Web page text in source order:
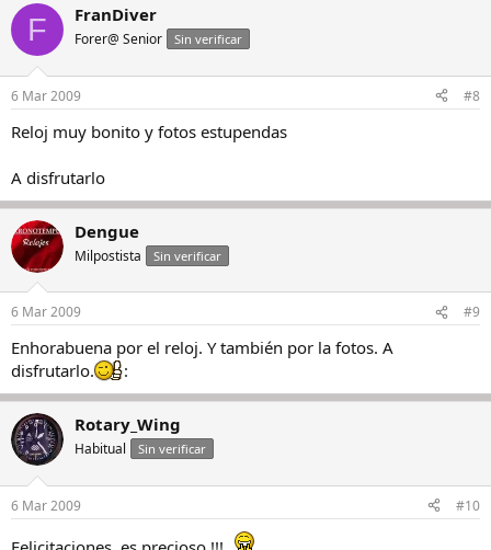
F FranDiver
Forer@ Senior Sin verificar
6 Mar 2009 #8
Reloj muy bonito y fotos estupendas
A disfrutarlo
Dengue
Milpostista Sin verificar
6 Mar 2009 #9
Enhorabuena por el reloj. Y también por la fotos. A
disfrutarlo.
:
Rotary_Wing
Habitual Sin verificar
6 Mar 2009 #10